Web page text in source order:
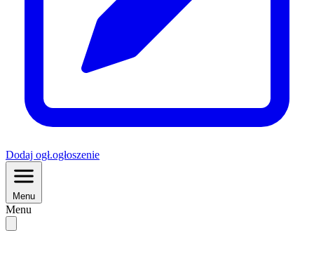
Dodaj ogł.ogłoszenie
Menu
Menu